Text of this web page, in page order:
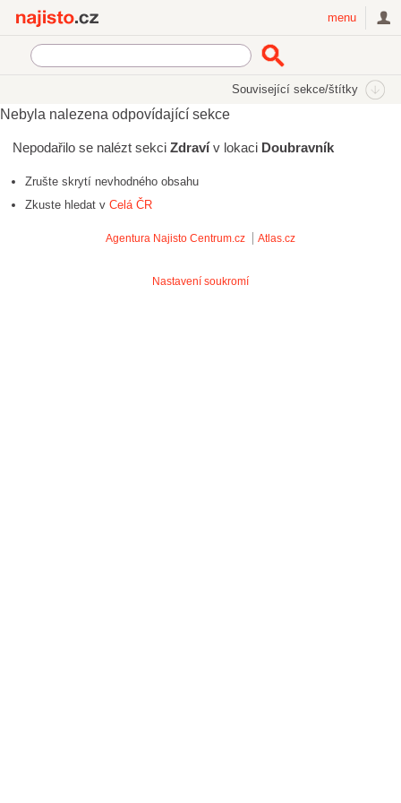
menu
Související sekce/štítky
Nebyla nalezena odpovídající sekce
Nepodařilo se nalézt sekci Zdravív lokaci Doubravník
Zrušte skrytí nevhodného obsahu
Zkuste hledat v Celá ČR
Agentura Najisto Centrum.cz Atlas.cz
Nastavení soukromí